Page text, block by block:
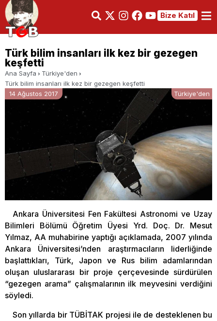
Bize Katıl
Türk bilim insanları ilk kez bir gezegen
keşfetti
Ana Sayfa
Türkiye'den
Türk bilim insanları ilk kez bir gezegen keşfetti
14 Ağustos 2017
Türkiye'den
Ankara Üniversitesi Fen Fakültesi Astronomi ve Uzay
Bilimleri Bölümü Öğretim Üyesi Yrd. Doç. Dr. Mesut
Yılmaz, AA muhabirine yaptığı açıklamada, 2007 yılında
Ankara Üniversitesi’nden araştırmacıların liderliğinde
başlattıkları, Türk, Japon ve Rus bilim adamlarından
oluşan uluslararası bir proje çerçevesinde sürdürülen
“gezegen arama” çalışmalarının ilk meyvesini verdiğini
söyledi.
Son yıllarda bir TÜBİTAK projesi ile de desteklenen bu